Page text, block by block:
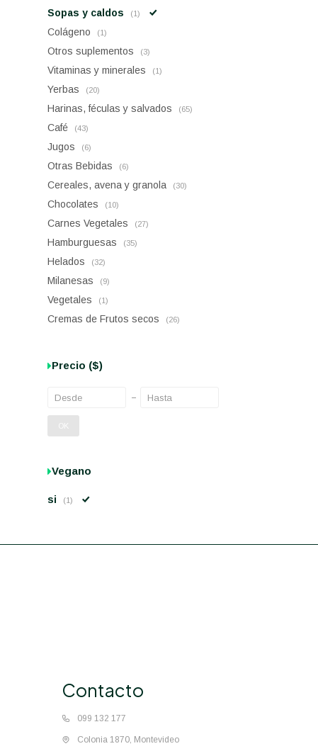
Sopas y caldos (1)
Colágeno (1)
Otros suplementos (3)
Vitaminas y minerales (1)
Yerbas (20)
Harinas, féculas y salvados (65)
Café (43)
Jugos (6)
Otras Bebidas (6)
Cereales, avena y granola (30)
Chocolates (10)
Carnes Vegetales (27)
Hamburguesas (35)
Helados (32)
Milanesas (9)
Vegetales (1)
Cremas de Frutos secos (26)
Precio ($)
OK
Vegano
si (1)
Contacto
099 132 177
Colonia 1870, Montevideo